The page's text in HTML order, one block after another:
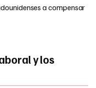
a compensar
y los